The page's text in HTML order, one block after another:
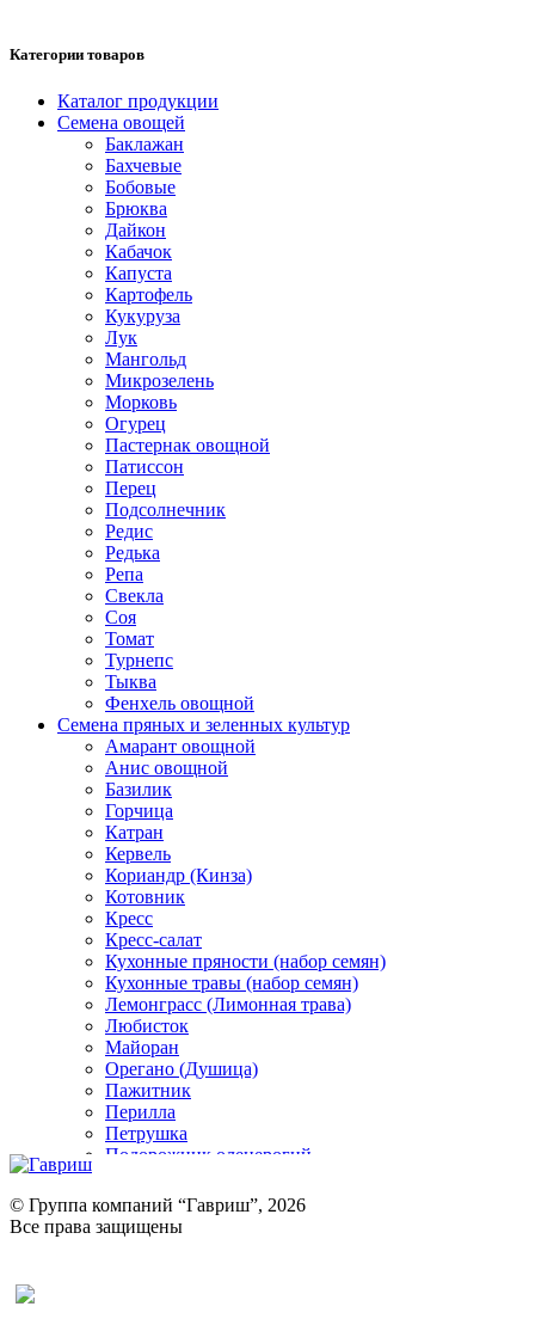
Категории товаров
Каталог продукции
Семена овощей
Баклажан
Бахчевые
Бобовые
Брюква
Дайкон
Кабачок
Капуста
Картофель
Кукуруза
Лук
Мангольд
Микрозелень
Морковь
Огурец
Пастернак овощной
Патиссон
Перец
Подсолнечник
Редис
Редька
Репа
Свекла
Соя
Томат
Турнепс
Тыква
Фенхель овощной
Семена пряных и зеленных культур
Амарант овощной
Анис овощной
Базилик
Горчица
Катран
Кервель
Кориандр (Кинза)
Котовник
Кресс
Кресс-салат
Кухонные пряности (набор семян)
Кухонные травы (набор семян)
Лемонграсс (Лимонная трава)
Любисток
Майоран
Орегано (Душица)
Пажитник
Перилла
Петрушка
Подорожник оленерогий
Ревень
Рукола
Рута
© Группа компаний “Гавриш”, 2026
Все права защищены